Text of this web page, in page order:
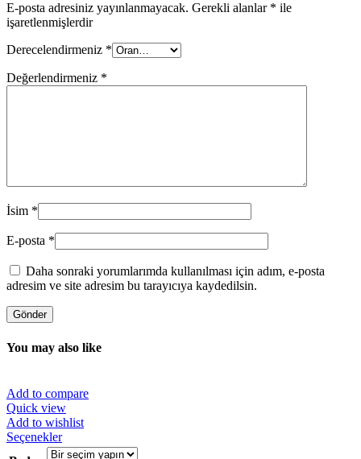
E-posta adresiniz yayınlanmayacak. Gerekli alanlar * ile
işaretlenmişlerdir
Derecelendirmeniz *
Değerlendirmeniz *
İsim *
E-posta *
Daha sonraki yorumlarımda kullanılması için adım, e-posta
adresim ve site adresim bu tarayıcıya kaydedilsin.
You may also like
Add to compare
Quick view
Add to wishlist
SeçeneklerBu
ürünün